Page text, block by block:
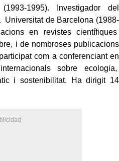
1995). Investigador del
Universitat de Barcelona (1988-
en revistes científiques
i de nombroses publicacions
com a conferenciant en
sobre ecologia,
i sostenibilitat. Ha dirigit 14